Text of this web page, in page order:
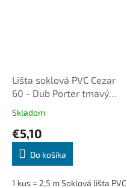
Lišta soklová PVC Cezar
60 - Dub Porter tmavý
Skladom
€5,10
Do košíka
1 kus = 2,5 m Soklová lišta PVC